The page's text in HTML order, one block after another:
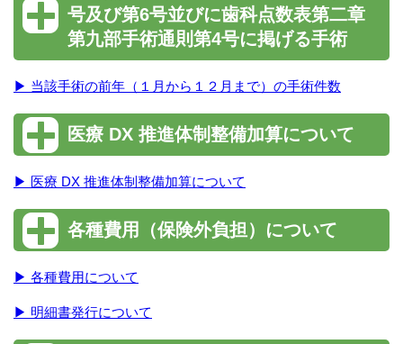
号及び第6号並びに歯科点数表第二章
第九部手術通則第4号に掲げる手術
▶ 当該手術の前年（１月から１２月まで）の手術件数
医療 DX 推進体制整備加算について
▶ 医療 DX 推進体制整備加算について
各種費用（保険外負担）について
▶ 各種費用について
▶ 明細書発行について